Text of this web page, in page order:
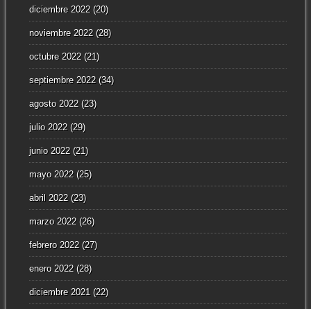
diciembre 2022(20)
noviembre 2022(28)
octubre 2022(21)
septiembre 2022(34)
agosto 2022(23)
julio 2022(29)
junio 2022(21)
mayo 2022(25)
abril 2022(23)
marzo 2022(26)
febrero 2022(27)
enero 2022(28)
diciembre 2021 (22)